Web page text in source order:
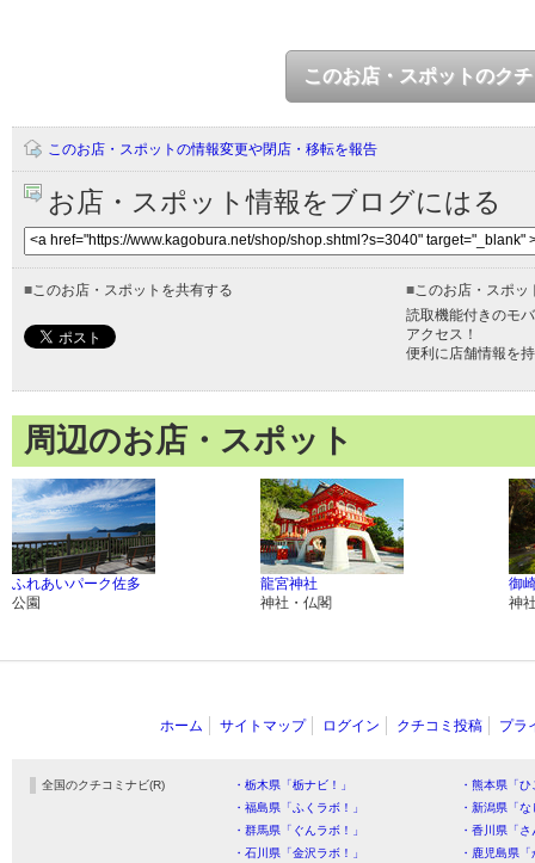
このお店・スポットのク
このお店・スポットの情報変更や閉店・移転を報告
お店・スポット情報をブログにはる
■ このお店・スポットを共有する ■ このお店・スポ
読取機能付きのモ
アクセス！
便利に店舗情報を
周辺のお店・スポット
ふれあいパーク佐多
公園
龍宮神社
神社・仏閣
御
神
ホーム サイトマップ ログイン クチコミ投稿 プラ
全国のクチコミナビ(R) ・栃木県「栃ナビ！」
・熊本県「
・福島県「ふくラボ！」
・新潟県「
・群馬県「ぐんラボ！」
・香川県「
・石川県「金沢ラボ！」
・鹿児島県